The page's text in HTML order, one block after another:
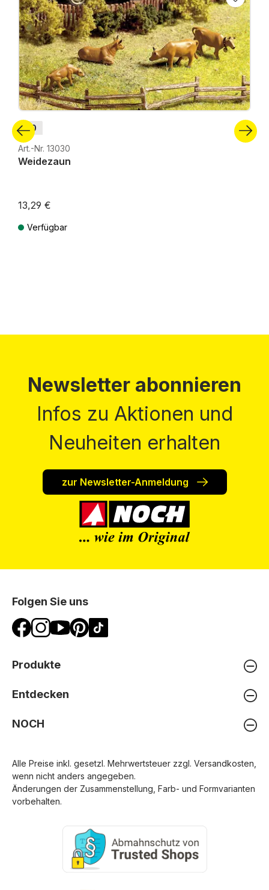
H0
Art.-Nr. 13030
Weidezaun
13,29 €
Verfügbar
Newsletter abonnieren
Infos zu Aktionen und
Neuheiten erhalten
zur Newsletter-Anmeldung
Folgen Sie uns
Produkte
Entdecken
NOCH
Alle Preise inkl. gesetzl. Mehrwertsteuer zzgl. Versandkosten
wenn nicht anders angegeben.
Änderungen der Zusammenstellung, Farb- und Formvarianten
vorbehalten.